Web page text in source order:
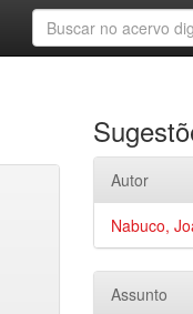
Autor
Nabuco,
Assunto